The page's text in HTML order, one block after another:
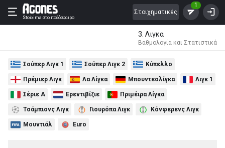
Stoixima στο ποδόσφαιρο
Στοιχηματικές
1
3. Λιγκα
Βαθμολογία και Στατιστικά
Σούπερ Λιγκ 1 Σούπερ Λιγκ 2 Κύπελλο
Πρέμιερ Λιγκ Λα Λίγκα Μπουντεσλίγκα Λιγκ 1
Σέριε Α Ερεντιβίζιε Πριμέιρα Λίγκα
Τσάμπιονς Λιγκ Γιουρόπα Λιγκ Κόνφερενς Λιγκ
Μουντιάλ Euro